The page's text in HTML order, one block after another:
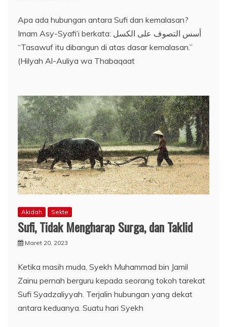
Apa ada hubungan antara Sufi dan kemalasan?
Imam Asy-Syafi’i berkata: أسس التصوف على الكسل
“Tasawuf itu dibangun di atas dasar kemalasan.”
(Hilyah Al-Auliya wa Thabaqaat
Akidah Sekte
Sufi, Tidak Mengharap Surga, dan Taklid
Maret 20, 2023
Ketika masih muda, Syekh Muhammad bin Jamil
Zainu pernah berguru kepada seorang tokoh tarekat
Sufi Syadzaliyyah. Terjalin hubungan yang dekat
antara keduanya. Suatu hari Syekh